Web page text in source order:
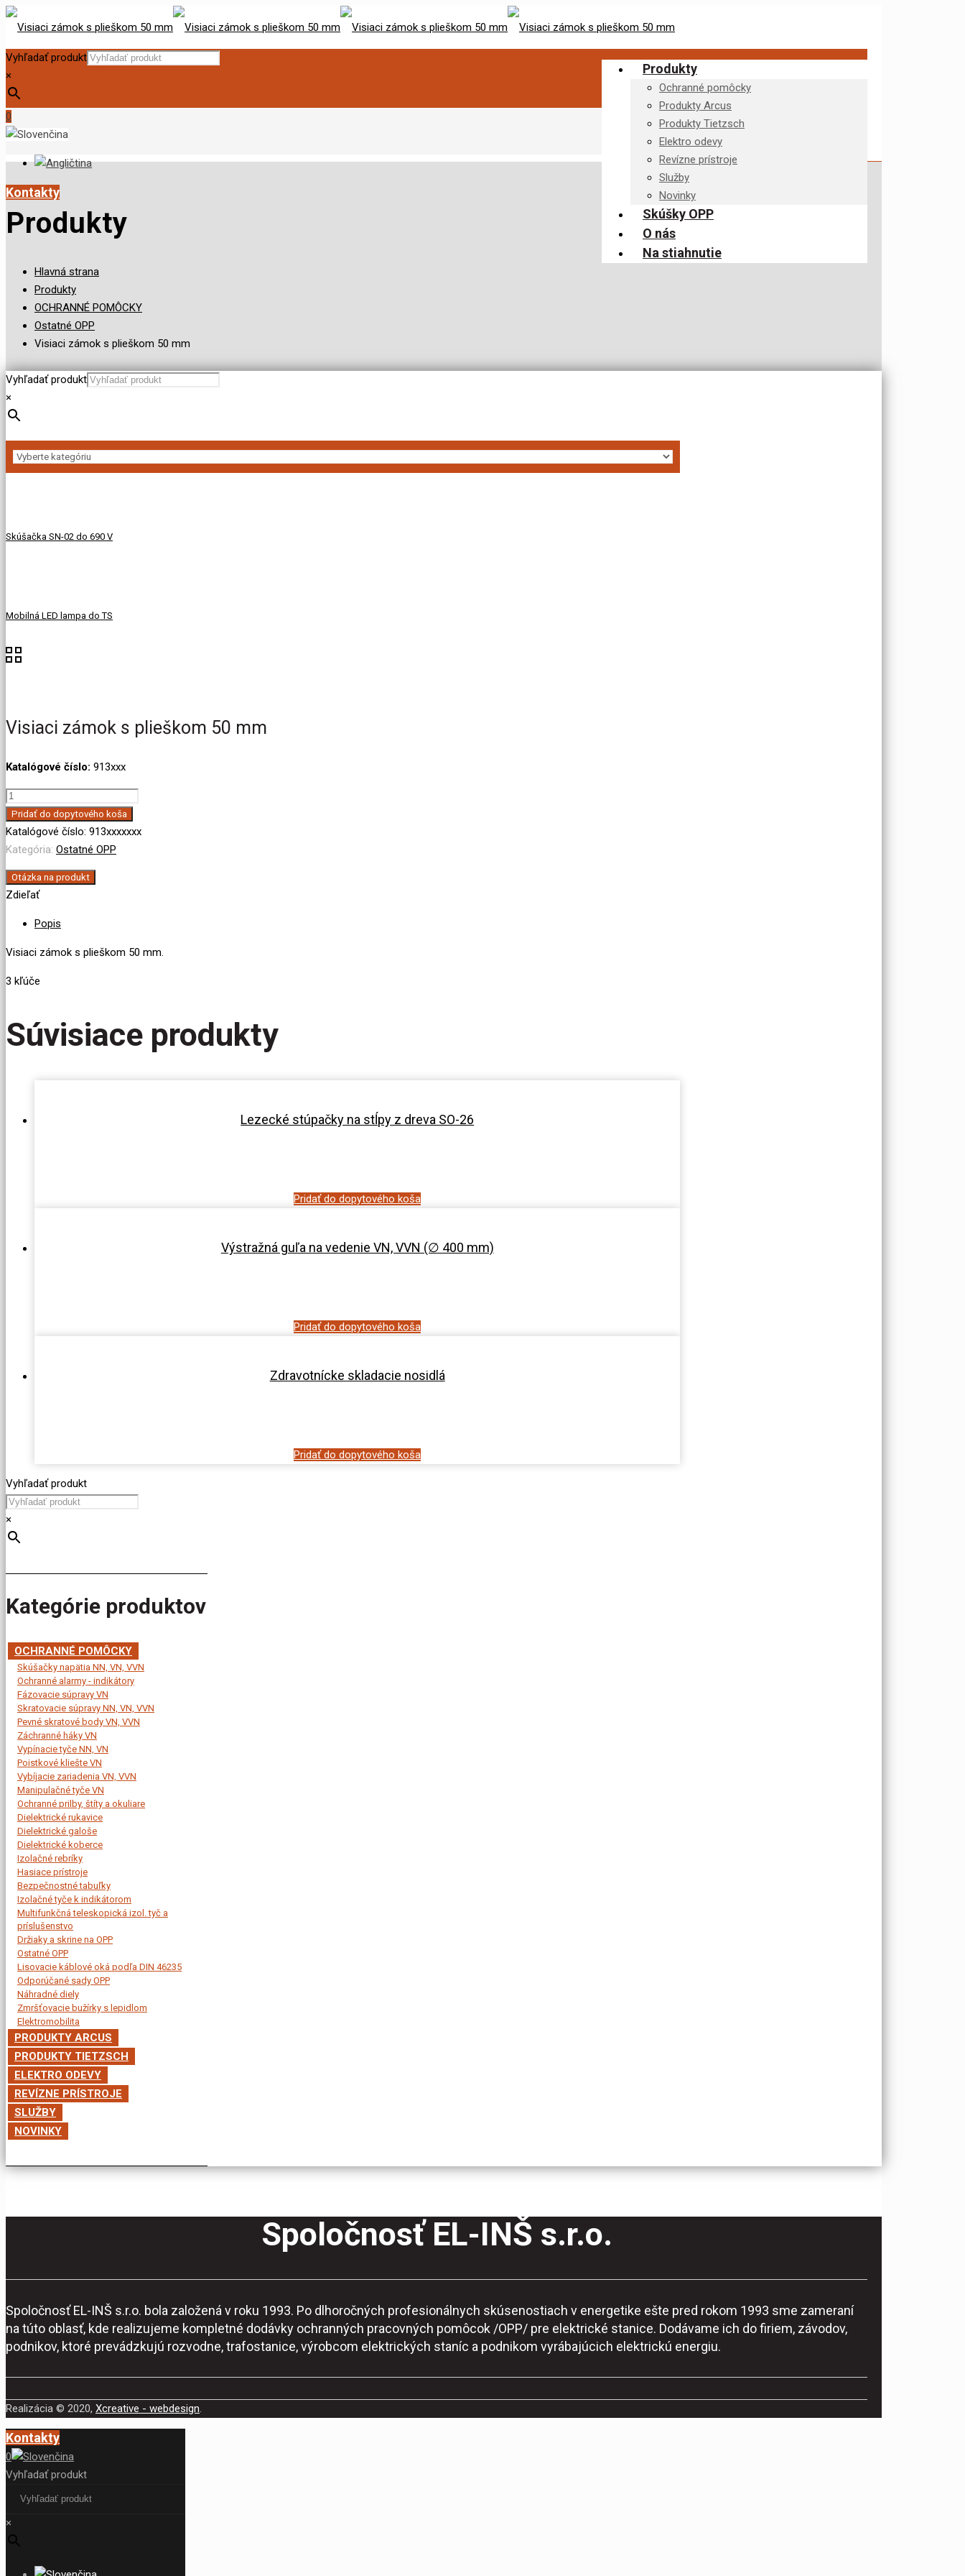
Produkty
Ochranné pomôcky
Produkty Arcus
Produkty Tietzsch
Elektro odevy
Revízne prístroje
Služby
Novinky
Skúšky OPP
O nás
Na stiahnutie
Vyhľadať produkt
×
0
Kontakty
Produkty
Hlavná strana
Produkty
OCHRANNÉ POMÔCKY
Ostatné OPP
Visiaci zámok s plieškom 50 mm
Vyhľadať produkt
×
Skúšačka SN-02 do 690 V
Mobilná LED lampa do TS
Visiaci zámok s plieškom 50 mm
Katalógové číslo: 913xxx
množstvo
Visiaci
zámok
s
plieškom
50
mm
Pridať do dopytového koša
Katalógové číslo: 913xxxxxxx
Kategória: Ostatné OPP
Otázka na produkt
Zdieľať
Popis
Visiaci zámok s plieškom 50 mm.
3 kľúče
Súvisiace produkty
Lezecké stúpačky na stĺpy z dreva SO-26
Pridať do dopytového koša
Výstražná guľa na vedenie VN, VVN (∅ 400 mm)
Pridať do dopytového koša
Zdravotnícke skladacie nosidlá
Pridať do dopytového koša
Vyhľadať produkt
×
Kategórie produktov
OCHRANNÉ POMÔCKY
Skúšačky napätia NN, VN, VVN
Ochranné alarmy - indikátory
Fázovacie súpravy VN
Skratovacie súpravy NN, VN, VVN
Pevné skratové body VN, VVN
Záchranné háky VN
Vypínacie tyče NN, VN
Poistkové kliešte VN
Vybíjacie zariadenia VN, VVN
Manipulačné tyče VN
Ochranné prilby, štíty a okuliare
Dielektrické rukavice
Dielektrické galoše
Dielektrické koberce
Izolačné rebríky
Hasiace prístroje
Bezpečnostné tabuľky
Izolačné tyče k indikátorom
Multifunkčná teleskopická izol. tyč a
príslušenstvo
Držiaky a skrine na OPP
Ostatné OPP
Lisovacie káblové oká podľa DIN 46235
Odporúčané sady OPP
Náhradné diely
Zmršťovacie bužírky s lepidlom
Elektromobilita
PRODUKTY ARCUS
PRODUKTY TIETZSCH
ELEKTRO ODEVY
REVÍZNE PRÍSTROJE
SLUŽBY
NOVINKY
Spoločnosť EL-INŠ s.r.o.
Spoločnosť EL-INŠ s.r.o. bola založená v roku 1993. Po dlhoročných profesionálnych skúsenostiach v energetike ešte pred rokom 1993 sme zameraní
na túto oblasť, kde realizujeme kompletné dodávky ochranných pracovných pomôcok /OPP/ pre elektrické stanice. Dodávame ich do firiem, závodov,
podnikov, ktoré prevádzkujú rozvodne, trafostanice, výrobcom elektrických staníc a podnikom vyrábajúcich elektrickú energiu.
Realizácia © 2020, Xcreative - webdesign.
Kontakty
0
Vyhľadať produkt
×